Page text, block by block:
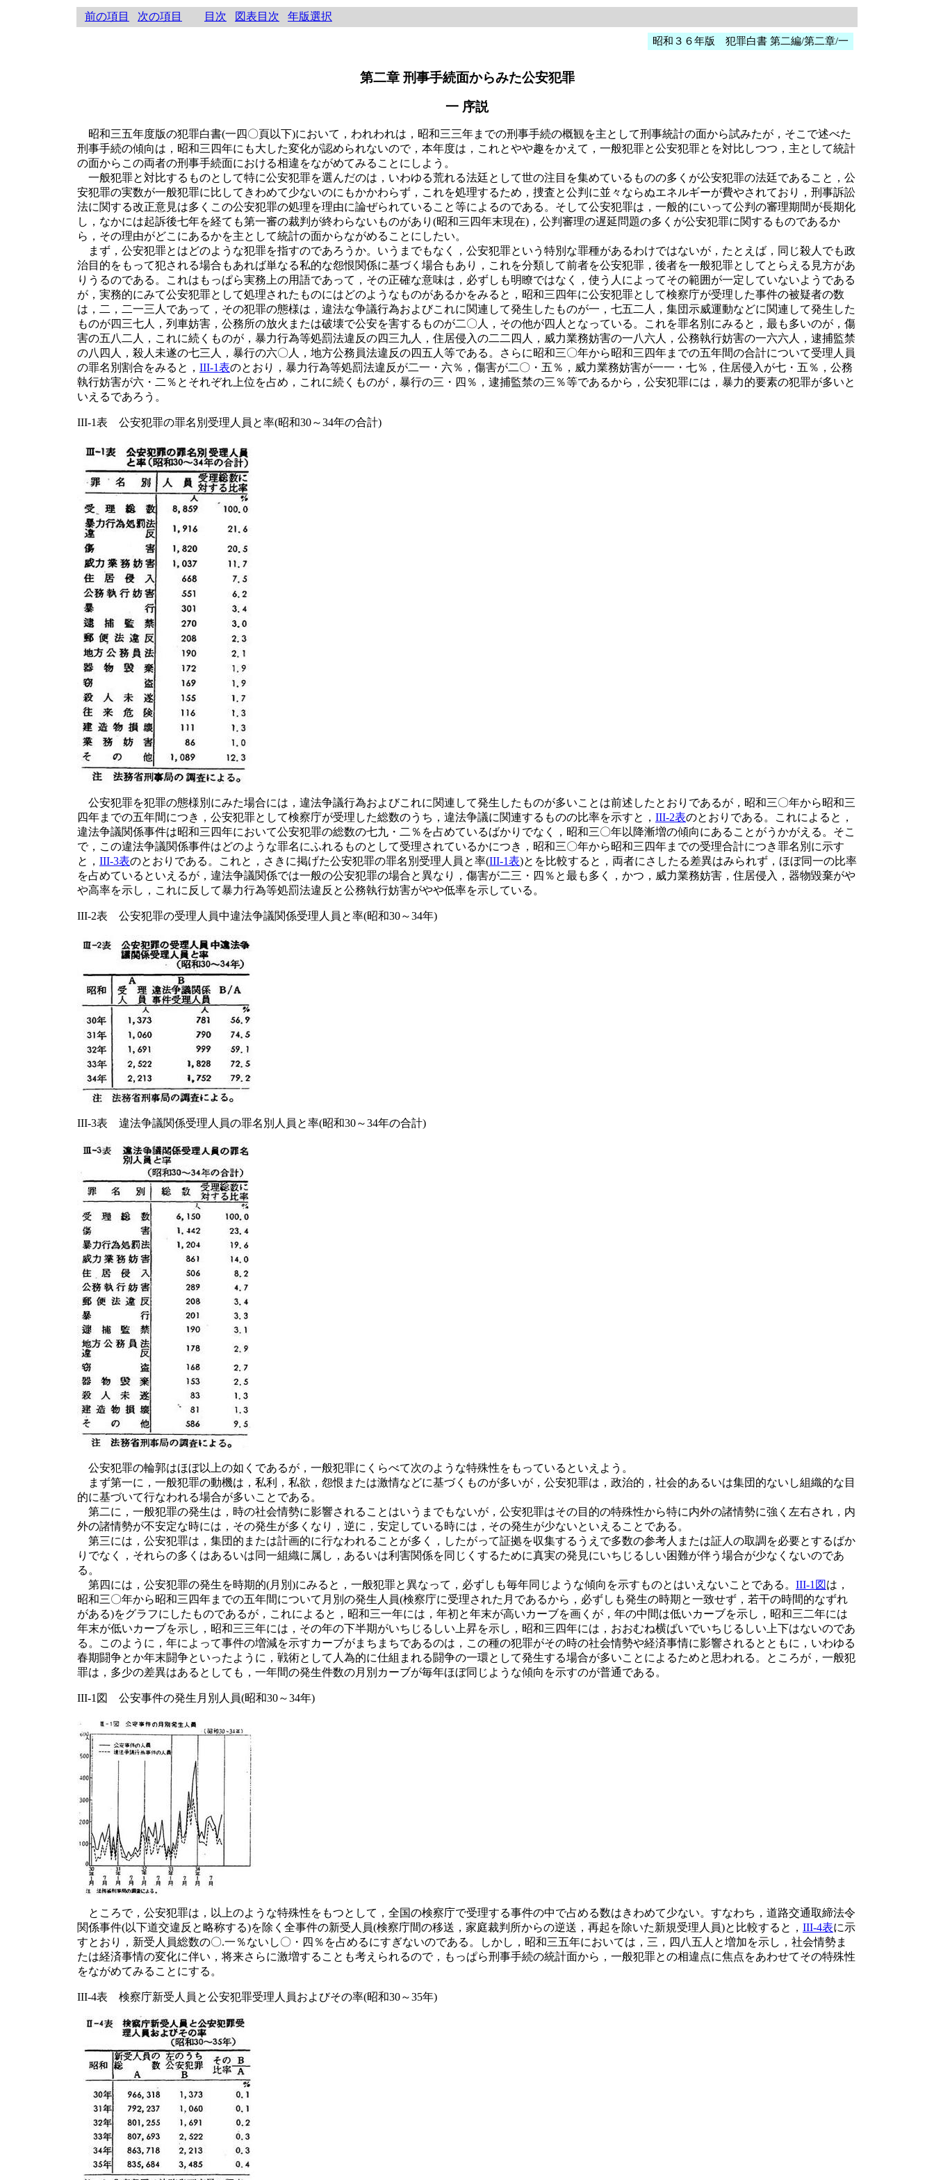
前の項目 次の項目 目次 図表目次 年版選択
昭和３６年版 犯罪白書 第二編/第二章/一
第二章 刑事手続面からみた公安犯罪
一 序説
昭和三五年度版の犯罪白書(一四〇頁以下)において，われわれは，昭和三三年までの刑事手続の概観を主として刑事統計の面から試みたが，そこで述べた
刑事手続の傾向は，昭和三四年にも大した変化が認められないので，本年度は，これとやや趣をかえて，一般犯罪と公安犯罪とを対比しつつ，主として統計
の面からこの両者の刑事手続面における相違をながめてみることにしよう。
一般犯罪と対比するものとして特に公安犯罪を選んだのは，いわゆる荒れる法廷として世の注目を集めているものの多くが公安犯罪の法廷であること，公
安犯罪の実数が一般犯罪に比してきわめて少ないのにもかかわらず，これを処理するため，捜査と公判に並々ならぬエネルギーが費やされており，刑事訴訟
法に関する改正意見は多くこの公安犯罪の処理を理由に論ぜられていること等によるのである。そして公安犯罪は，一般的にいって公判の審理期間が長期化
し，なかには起訴後七年を経ても第一審の裁判が終わらないものがあり(昭和三四年末現在)，公判審理の遅延問題の多くが公安犯罪に関するものであるか
ら，その理由がどこにあるかを主として統計の面からながめることにしたい。
まず，公安犯罪とはどのような犯罪を指すのであろうか。いうまでもなく，公安犯罪という特別な罪種があるわけではないが，たとえば，同じ殺人でも政
治目的をもって犯される場合もあれば単なる私的な怨恨関係に基づく場合もあり，これを分類して前者を公安犯罪，後者を一般犯罪としてとらえる見方があ
りうるのである。これはもっぱら実務上の用語であって，その正確な意味は，必ずしも明瞭ではなく，使う人によってその範囲が一定していないようである
が，実務的にみて公安犯罪として処理されたものにはどのようなものがあるかをみると，昭和三四年に公安犯罪として検察庁が受理した事件の被疑者の数
は，二，二一三人であって，その犯罪の態様は，違法な争議行為およびこれに関連して発生したものが一，七五二人，集団示威運動などに関連して発生した
ものが四三七人，列車妨害，公務所の放火または破壊で公安を害するものが二〇人，その他が四人となっている。これを罪名別にみると，最も多いのが，傷
害の五八二人，これに続くものが，暴力行為等処罰法違反の四三九人，住居侵入の二二四人，威力業務妨害の一八六人，公務執行妨害の一六六人，逮捕監禁
の八四人，殺人未遂の七三人，暴行の六〇人，地方公務員法違反の四五人等である。さらに昭和三〇年から昭和三四年までの五年間の合計について受理人員
の罪名別割合をみると， III-1表のとおり，暴力行為等処罰法違反が二一・六％，傷害が二〇・五％，威力業務妨害が一一・七％，住居侵入が七・五％，公務
執行妨害が六・二％とそれぞれ上位を占め，これに続くものが，暴行の三・四％，逮捕監禁の三％等であるから，公安犯罪には，暴力的要素の犯罪が多いと
いえるであろう。
III-1表 公安犯罪の罪名別受理人員と率(昭和30～34年の合計)
公安犯罪を犯罪の態様別にみた場合には，違法争議行為およびこれに関連して発生したものが多いことは前述したとおりであるが，昭和三〇年から昭和三
四年までの五年間につき，公安犯罪として検察庁が受理した総数のうち，違法争議に関連するものの比率を示すと， III-2表のとおりである。これによると，
違法争議関係事件は昭和三四年において公安犯罪の総数の七九・二％を占めているばかりでなく，昭和三〇年以降漸増の傾向にあることがうかがえる。そこ
で，この違法争議関係事件はどのような罪名にふれるものとして受理されているかにつき，昭和三〇年から昭和三四年までの受理合計につき罪名別に示す
と， III-3表のとおりである。これと，さきに掲げた公安犯罪の罪名別受理人員と率(III-1表)とを比較すると，両者にさしたる差異はみられず，ほぼ同一の比率
を占めているといえるが，違法争議関係では一般の公安犯罪の場合と異なり，傷害が二三・四％と最も多く，かつ，威力業務妨害，住居侵入，器物毀棄がや
や高率を示し，これに反して暴力行為等処罰法違反と公務執行妨害がやや低率を示している。
III-2表 公安犯罪の受理人員中違法争議関係受理人員と率(昭和30～34年)
III-3表 違法争議関係受理人員の罪名別人員と率(昭和30～34年の合計)
公安犯罪の輪郭はほぼ以上の如くであるが，一般犯罪にくらべて次のような特殊性をもっているといえよう。
まず第一に，一般犯罪の動機は，私利，私欲，怨恨または激情などに基づくものが多いが，公安犯罪は，政治的，社会的あるいは集団的ないし組織的な目
的に基づいて行なわれる場合が多いことである。
第二に，一般犯罪の発生は，時の社会情勢に影響されることはいうまでもないが，公安犯罪はその目的の特殊性から特に内外の諸情勢に強く左右され，内
外の諸情勢が不安定な時には，その発生が多くなり，逆に，安定している時には，その発生が少ないといえることである。
第三には，公安犯罪は，集団的または計画的に行なわれることが多く，したがって証拠を収集するうえで多数の参考人または証人の取調を必要とするばか
りでなく，それらの多くはあるいは同一組織に属し，あるいは利害関係を同じくするために真実の発見にいちじるしい困難が伴う場合が少なくないのであ
る。
第四には，公安犯罪の発生を時期的(月別)にみると，一般犯罪と異なって，必ずしも毎年同じような傾向を示すものとはいえないことである。 III-1図 は，
昭和三〇年から昭和三四年までの五年間について月別の発生人員(検察庁に受理された月であるから，必ずしも発生の時期と一致せず，若干の時間的なずれ
がある)をグラフにしたものであるが，これによると，昭和三一年には，年初と年末が高いカーブを画くが，年の中間は低いカーブを示し，昭和三二年には
年末が低いカーブを示し，昭和三三年には，その年の下半期がいちじるしい上昇を示し，昭和三四年には，おおむね横ばいでいちじるしい上下はないのであ
る。このように，年によって事件の増減を示すカーブがまちまちであるのは，この種の犯罪がその時の社会情勢や経済事情に影響されるとともに，いわゆる
春期闘争とか年末闘争といったように，戦術として人為的に仕組まれる闘争の一環として発生する場合が多いことによるためと思われる。ところが，一般犯
罪は，多少の差異はあるとしても，一年間の発生件数の月別カーブが毎年ほぼ同じような傾向を示すのが普通である。
III-1図 公安事件の発生月別人員(昭和30～34年)
ところで，公安犯罪は，以上のような特殊性をもつとして，全国の検察庁で受理する事件の中で占める数はきわめて少ない。すなわち，道路交通取締法令
関係事件(以下道交違反と略称する)を除く全事件の新受人員(検察庁間の移送，家庭裁判所からの逆送，再起を除いた新規受理人員)と比較すると， III-4表に示
すとおり，新受人員総数の〇.一％ないし〇・四％を占めるにすぎないのである。しかし，昭和三五年においては，三，四八五人と増加を示し，社会情勢ま
たは経済事情の変化に伴い，将来さらに激増することも考えられるので，もっぱら刑事手続の統計面から，一般犯罪との相違点に焦点をあわせてその特殊性
をながめてみることにする。
III-4表 検察庁新受人員と公安犯罪受理人員およびその率(昭和30～35年)